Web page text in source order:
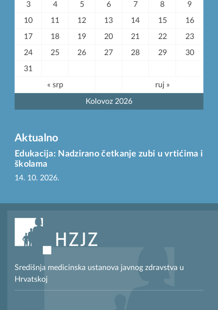
Kolovoz 2026
3 4 5 6 7 8 9
10 11 12 13 14 15 16
17 18 19 20 21 22 23
24 25 26 27 28 29 30
31
« srp ruj »
Aktualno
Edukacija: Nadzirano četkanje zubi u vrtićima i
školama
14. 10. 2026.
Središnja medicinska ustanova javnog zdravstva u
Hrvatskoj